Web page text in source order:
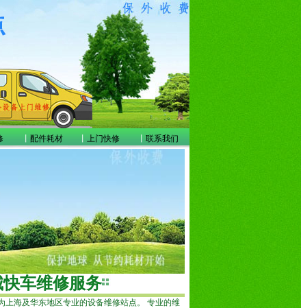
配件耗材 上门快修 联系我们
车维修服务
上海及华东地区专业的设备维修站点。 专业的维